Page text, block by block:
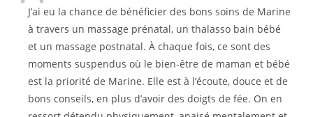
J’ai eu la chance de bénéficier des bons soins de Marine
à travers un massage prénatal, un thalasso bain bébé
et un massage postnatal. À chaque fois, ce sont des
moments suspendus où le bien-être de maman et bébé
est la priorité de Marine. Elle est à l’écoute, douce et de
bons conseils, en plus d’avoir des doigts de fée. On en